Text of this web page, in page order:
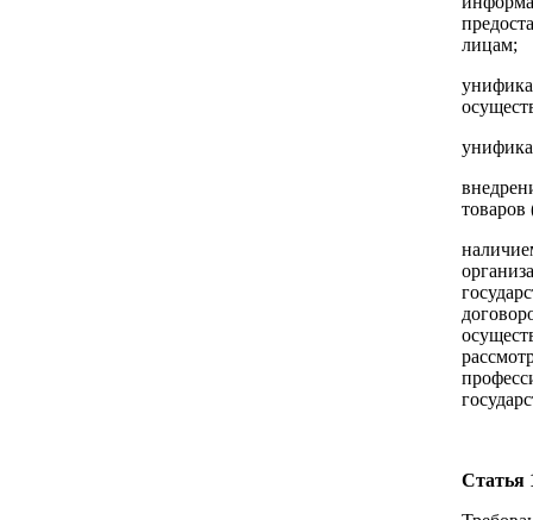
лицам;
товаров
Статья